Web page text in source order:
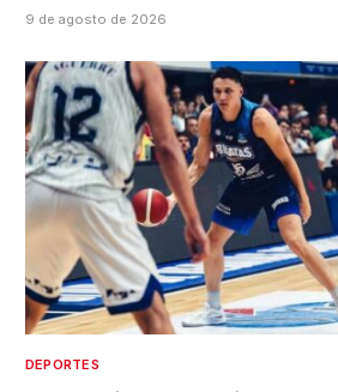
9 de agosto de 2026
DEPORTES